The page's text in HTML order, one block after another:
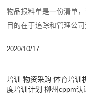
物品报料单是一份清单
目的在于追踪和管理公
2020/10/17
培训 物资采购 体育培训
度培训计划 柳州cppm认